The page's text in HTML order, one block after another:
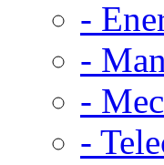
-
-
-
-